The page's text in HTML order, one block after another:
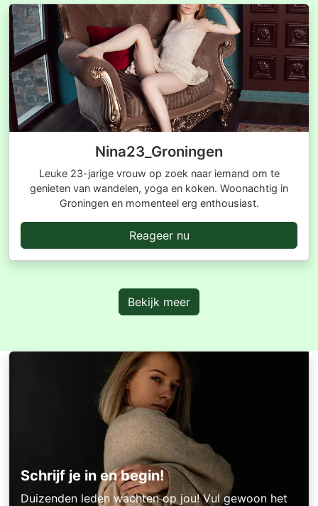
Nina23_Groningen
Leuke 23-jarige vrouw op zoek naar iemand om te
genieten van wandelen, yoga en koken. Woonachtig in
Groningen en momenteel erg enthousiast.
Reageer nu
Bekijk meer
Schrijf je in en begin!
Duizenden leden wachten op jou! Vul gewoon het